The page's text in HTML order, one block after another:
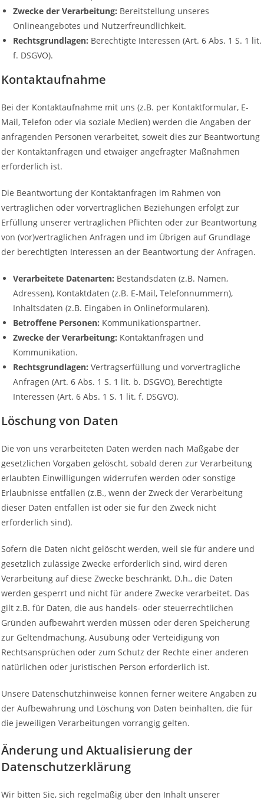
Zwecke der Verarbeitung: Bereitstellung unseres
Onlineangebotes und Nutzerfreundlichkeit.
Rechtsgrundlagen: Berechtigte Interessen (Art. 6 Abs. 1 S. 1 lit.
f. DSGVO).
Kontaktaufnahme
Bei der Kontaktaufnahme mit uns (z.B. per Kontaktformular, E-
Mail, Telefon oder via soziale Medien) werden die Angaben der
anfragenden Personen verarbeitet, soweit dies zur Beantwortung
der Kontaktanfragen und etwaiger angefragter Maßnahmen
erforderlich ist.
Die Beantwortung der Kontaktanfragen im Rahmen von
vertraglichen oder vorvertraglichen Beziehungen erfolgt zur
Erfüllung unserer vertraglichen Pflichten oder zur Beantwortung
von (vor)vertraglichen Anfragen und im Übrigen auf Grundlage
der berechtigten Interessen an der Beantwortung der Anfragen.
Verarbeitete Datenarten: Bestandsdaten (z.B. Namen,
Adressen), Kontaktdaten (z.B. E-Mail, Telefonnummern),
Inhaltsdaten (z.B. Eingaben in Onlineformularen).
Betroffene Personen: Kommunikationspartner.
Zwecke der Verarbeitung: Kontaktanfragen und
Kommunikation.
Rechtsgrundlagen: Vertragserfüllung und vorvertragliche
Anfragen (Art. 6 Abs. 1 S. 1 lit. b. DSGVO), Berechtigte
Interessen (Art. 6 Abs. 1 S. 1 lit. f. DSGVO).
Löschung von Daten
Die von uns verarbeiteten Daten werden nach Maßgabe der
gesetzlichen Vorgaben gelöscht, sobald deren zur Verarbeitung
erlaubten Einwilligungen widerrufen werden oder sonstige
Erlaubnisse entfallen (z.B., wenn der Zweck der Verarbeitung
dieser Daten entfallen ist oder sie für den Zweck nicht
erforderlich sind).
Sofern die Daten nicht gelöscht werden, weil sie für andere und
gesetzlich zulässige Zwecke erforderlich sind, wird deren
Verarbeitung auf diese Zwecke beschränkt. D.h., die Daten
werden gesperrt und nicht für andere Zwecke verarbeitet. Das
gilt z.B. für Daten, die aus handels- oder steuerrechtlichen
Gründen aufbewahrt werden müssen oder deren Speicherung
zur Geltendmachung, Ausübung oder Verteidigung von
Rechtsansprüchen oder zum Schutz der Rechte einer anderen
natürlichen oder juristischen Person erforderlich ist.
Unsere Datenschutzhinweise können ferner weitere Angaben zu
der Aufbewahrung und Löschung von Daten beinhalten, die für
die jeweiligen Verarbeitungen vorrangig gelten.
Änderung und Aktualisierung der
Datenschutzerklärung
Wir bitten Sie, sich regelmäßig über den Inhalt unserer